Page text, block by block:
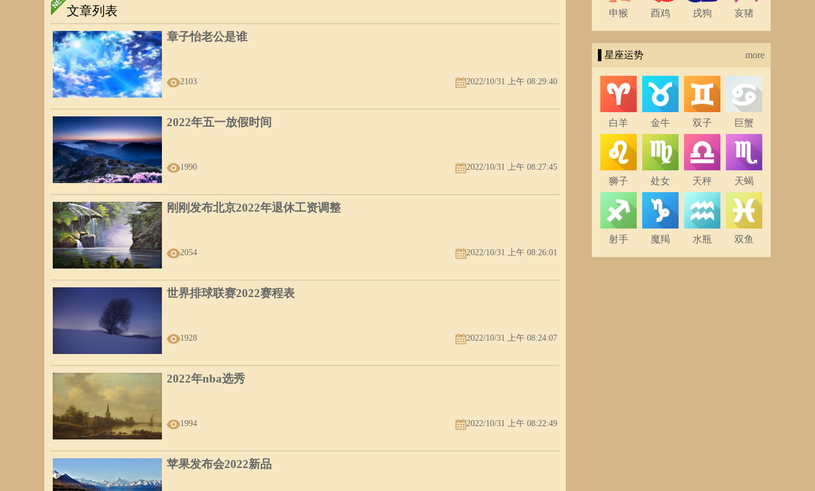
文章列表
章子怡老公是谁
2103 2022/10/31 上午 08:29:40
2022年五一放假时间
1990 2022/10/31 上午 08:27:45
刚刚发布北京2022年退休工资调整
2054 2022/10/31 上午 08:26:01
世界排球联赛2022赛程表
1928 2022/10/31 上午 08:24:07
2022年nba选秀
1994 2022/10/31 上午 08:22:49
苹果发布会2022新品
申猴 酉鸡 戌狗 亥猪
▌星座运势 more
白羊 金牛 双子 巨蟹
狮子 处女 天秤 天蝎
射手 魔羯 水瓶 双鱼